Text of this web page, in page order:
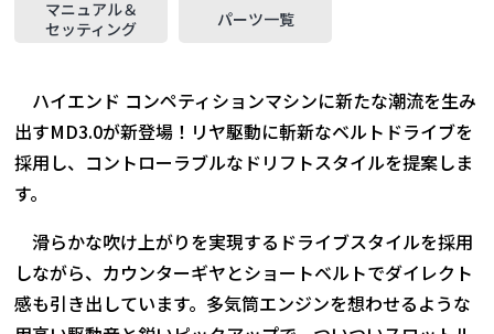
マニュアル＆
セッティング
パーツ一覧
ハイエンド コンペティションマシンに新たな潮流を生み
出すMD3.0が新登場！リヤ駆動に斬新なベルトドライブを
採用し、コントローラブルなドリフトスタイルを提案しま
す。
滑らかな吹け上がりを実現するドライブスタイルを採用
しながら、カウンターギヤとショートベルトでダイレクト
感も引き出しています。多気筒エンジンを想わせるような